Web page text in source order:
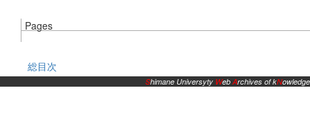
Pages
総目次
Shimane Universyty WebArchives of kNowledge